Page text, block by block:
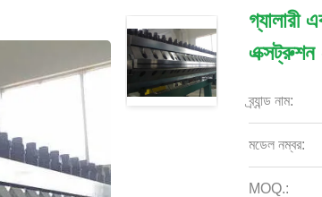
গ্যালারী
এক্সট্রুশন
ব্র্যান্ড নাম:
মডেল নম্বর:
MOQ.: